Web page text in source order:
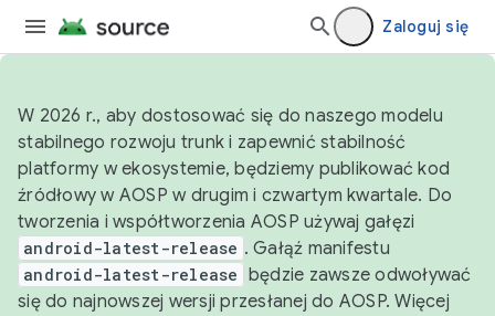
Zaloguj się
W 2026 r., aby dostosować się do naszego modelu
stabilnego rozwoju trunk i zapewnić stabilność
platformy w ekosystemie, będziemy publikować kod
źródłowy w AOSP w drugim i czwartym kwartale. Do
tworzenia i współtworzenia AOSP używaj gałęzi
android-latest-release . Gałąź manifestu
android-latest-release będzie zawsze odwoływać
się do najnowszej wersji przesłanej do AOSP. Więcej